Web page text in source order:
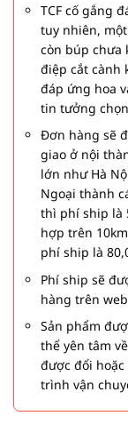
TCF cố gắng
tuy nhiên,
còn búp chưa
điệp cắt cành
đáp ứng hoa
tin tưởng
Đơn hàng sẽ
giao ở nội
lớn như Hà
Ngoại thành
thì phí ship là
hợp trên
phí ship là
Phí ship sẽ
hàng trên
Sản phẩm
thể yên tâm
được đổi
trình vận